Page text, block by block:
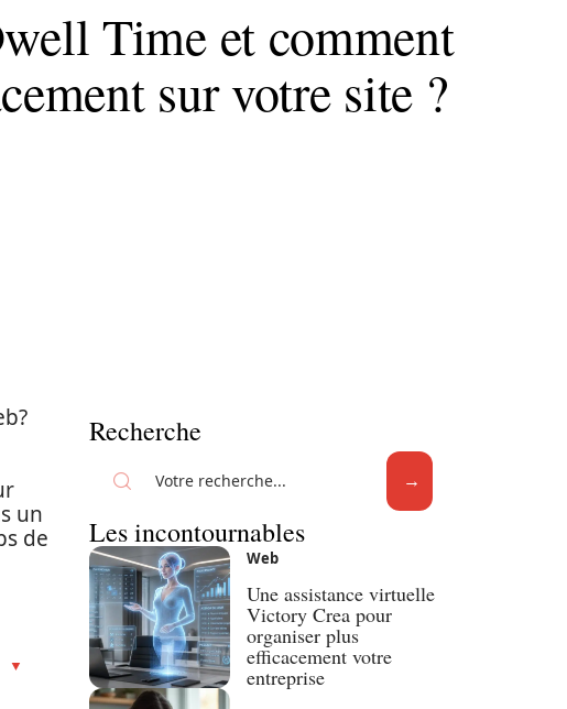
Time et comment
sur votre site ?
un
de
Recherche
Les incontournables
Web
Une assistance virtuelle
Victory Crea pour
organiser plus
efficacement votre
entreprise